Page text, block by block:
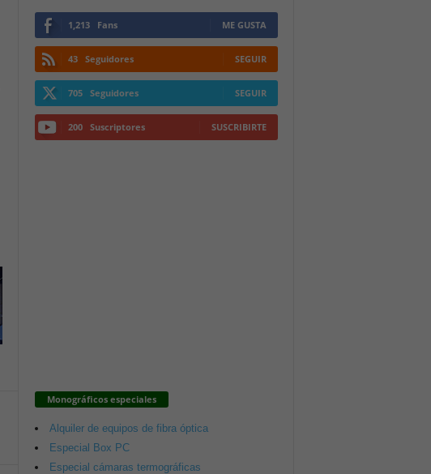
1,213 Fans ME GUSTA
43 Seguidores SEGUIR
705 Seguidores SEGUIR
200 Suscriptores SUSCRIBIRTE
Monográficos especiales
Alquiler de equipos de fibra óptica
Especial Box PC
Especial cámaras termográficas